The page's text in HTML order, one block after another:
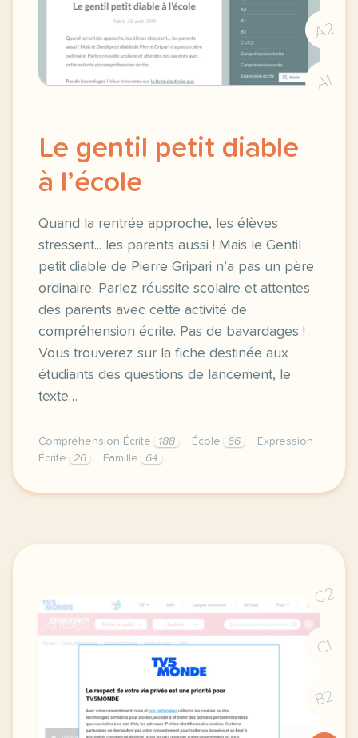
A2
A1
Le gentil petit diable
à l’école
Quand la rentrée approche, les élèves
stressent... les parents aussi ! Mais le Gentil
petit diable de Pierre Gripari n’a pas un père
ordinaire. Parlez réussite scolaire et attentes
des parents avec cette activité de
compréhension écrite. Pas de bavardages !
Vous trouverez sur la fiche destinée aux
étudiants des questions de lancement, le
texte…
Compréhension Écrite 188 École 66
Expression
Écrite
26 Famille 64
quand la rentree approche les eleves stressent
C2
C1
B2